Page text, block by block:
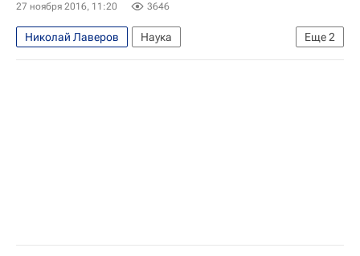
27 ноября 2016, 11:20 3646
Еще2
Николай Лаверов
Наука
Государственная корпорация по атомной энергии "Росатом"